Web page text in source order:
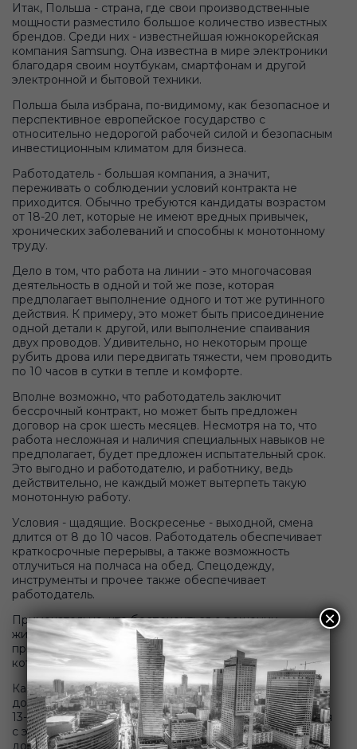
Итак, Польша - страна, где свои производственные
мощности разместило большое количество известных
брендов. Среди них - известнейшая южнокорейская
компания Samsung. Она известна в мире электроники
благодаря своим ноутбукам, смартфонам и другой
электронной и бытовой техники.
Польша была избрана, по-видимому, как безопасное и
перспективное европейское государство с
относительно недорогой рабочей силой и безопасным
инвестиционным климатом для бизнеса.
Работодатель - большая компания, а значит,
переживать о соблюдении условий контракта не
приходится. Обычно требуются кандидаты возрастом
от 18-20 лет, которые не имеют вредных привычек,
хронических заболеваний и способны к монотонному
труду.
Дело в том, что работа на линии - это многочасовая
деятельность в одной и той же позе, которая
предполагает выполнение одного и тот же рутинного
действия. К примеру, это может быть присоединение
одной детали к другой, или выполнение спаивания
двух проводов. Удивительно, но некоторым проще
рубить дрова или передвигать тяжести, чем проводить
по 10 часов в сутки в тепле и комфорте.
Вполне возможно, что работодатель заключит
бессрочный контракт, но может быть предложен
договор на срок шесть месяцев. Несмотря на то, что
работа несложная и наличия специальных навыков не
предполагает, будет предложен испытательный срок.
Это выгодно и работодателю, и работнику, ведь
действительно, не каждый может вытерпеть такую
монотонную работу.
Условия - щадящие. Воскресенье - выходной, смена
длится от 8 до 10 часов. Работодатель обеспечивает
краткосрочные перерывы, а также возможность
отлучиться на полчаса на обед. Спецодежду,
инструменты и прочее также обеспечивает
работодатель.
Примечательно, что беспокоиться о решении
жилищных вопросов не приходится: работодатель
предлагает размещение в объектах недвижимости,
которые арендует специально для работников.
Касаемо заработной платы, многое зависит от
должности, которую занимает конкретный работник.
13-14 злотых в час - размер вознаграждения начинается
с этих цифр. Переработки оплачиваются
дополнительно. В конечном итоге, добросовестный и
×